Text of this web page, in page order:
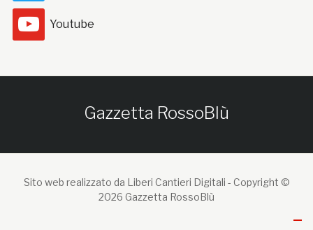
Youtube
Gazzetta RossoBlù
Sito web realizzato da Liberi Cantieri Digitali - Copyright ©
2026 Gazzetta RossoBlù